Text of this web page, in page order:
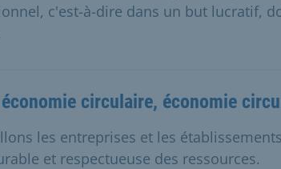
c'est-à-dire dans un but lucratif,
circulaire, économie
les entreprises et les
et respectueuse des ressources.